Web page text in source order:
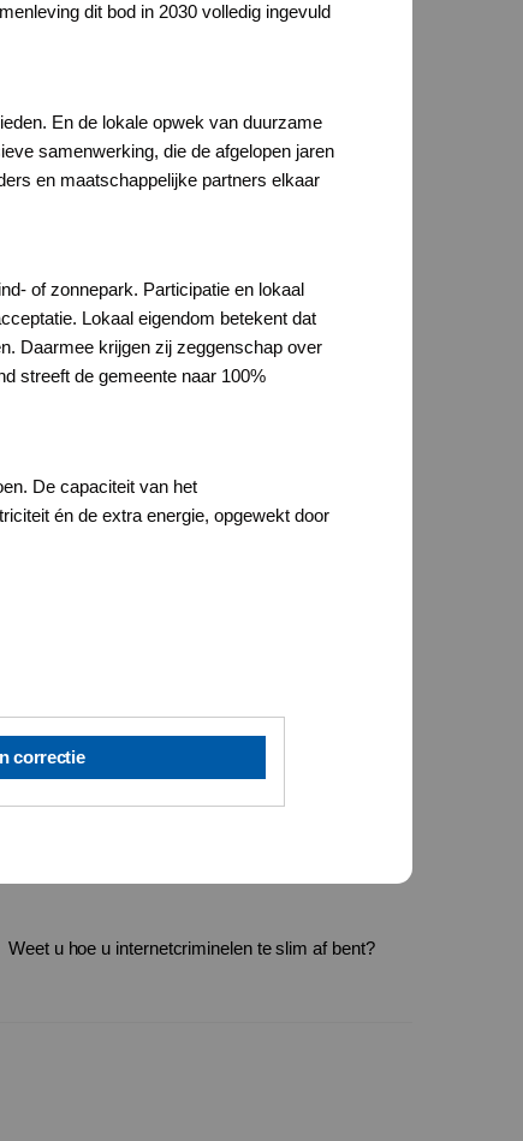
dit bod in 2030 volledig ingevuld
En de lokale opwek van duurzame
samenwerking, die de afgelopen jaren
en maatschappelijke partners elkaar
of zonnepark. Participatie en lokaal
Lokaal eigendom betekent dat
Daarmee krijgen zij zeggenschap over
streeft de gemeente naar 100%
De capaciteit van het
én de extra energie, opgewekt door
correctie
Weet u hoe u internetcriminelen te slim af bent?